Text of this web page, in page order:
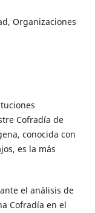
Organizaciones
Cofradía de
conocida con
es la más
el análisis de
Cofradía en el